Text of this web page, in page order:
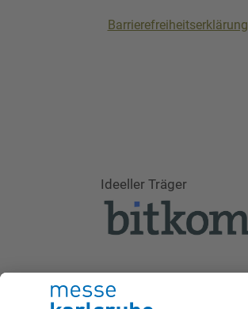
Barrierefreiheitserklärung
Ideeller Träger
Schirmherrschaft 2026